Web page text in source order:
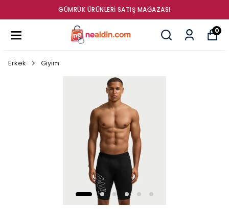
GÜMRÜK ÜRÜNLERI SATIŞ MAĞAZASI
0
Erkek Giyim